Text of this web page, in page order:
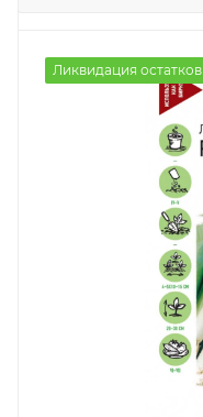
Ликвидация остатков